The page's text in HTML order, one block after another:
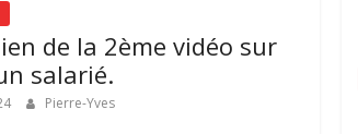
de la 2ème vidéo sur
salarié.
Pierre-Yves